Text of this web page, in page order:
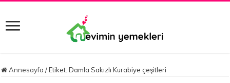
Annesayfa / Etiket:Damla Sakızlı Kurabiye çeşitleri